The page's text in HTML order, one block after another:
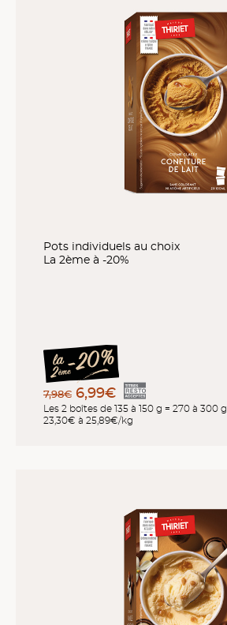
Pots individuels au choix
La 2ème à -20%
7,98€ 6,99€
Les 2 boîtes de 135 à 150 g = 270 à 300 g
23,30€ à 25,89€/kg